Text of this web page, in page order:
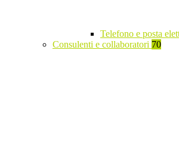
Telefono e posta
Consulenti e collaboratori 70